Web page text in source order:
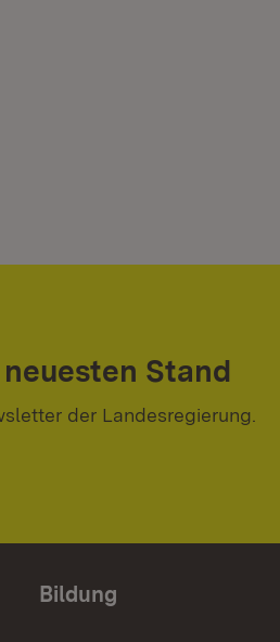
Stand
der Landesregierung.
Bildung